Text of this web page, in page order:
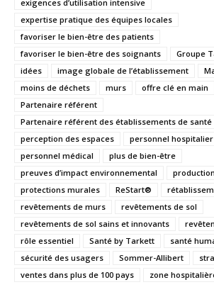
exigences d’utilisation intensive
expertise pratique des équipes locales
favoriser le bien-être des patients
favoriser le bien-être des soignants
Groupe
idées
image globale de l’établissement
moins de déchets
murs
offre clé en main
Partenaire référent
Partenaire référent des établissements de santé
perception des espaces
personnel hospitalier
personnel médical
plus de bien-être
preuves d’impact environnemental
production
protections murales
ReStart®
revêtements de murs
revêtements de sol
revêtements de sol sains et innovants
rôle essentiel
Santé by Tarkett santé
sécurité des usagers
Sommer-Allibert
ventes dans plus de 100 pays
zone